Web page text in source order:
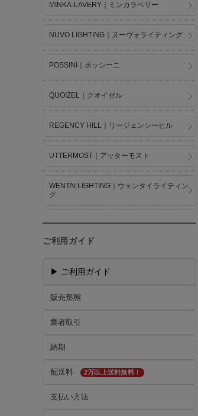
MINKA-LAVERY｜ミンカラベリー
NUVO LIGHTING｜ヌーヴォライティング
POSSINI｜ポッシーニ
QUOIZEL｜クオイゼル
REGENCY HILL｜リージェンシーヒル
UTTERMOST｜アッターモスト
WENTAI LIGHTING｜ウェンタイライティン
グ
ご利用ガイド
▶ ご利用ガイド
販売形態
業者取引
納期
配送料 2万以上送料無料！
支払い方法